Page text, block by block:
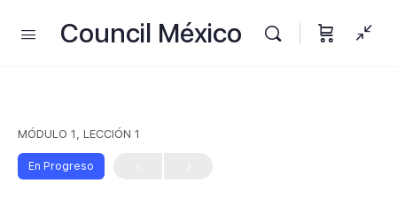
Council México
MÓDULO 1, LECCIÓN 1
En Progreso